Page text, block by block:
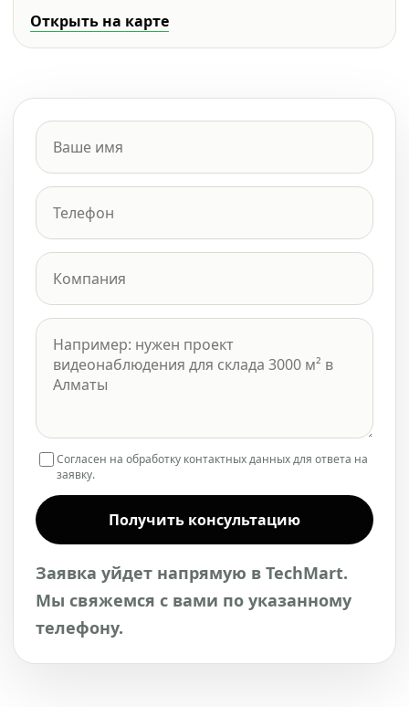
Открыть на карте
Согласен на обработку контактных данных для ответа на
заявку.
Получить консультацию
Заявка уйдет напрямую в TechMart.
Мы свяжемся с вами по указанному
телефону.